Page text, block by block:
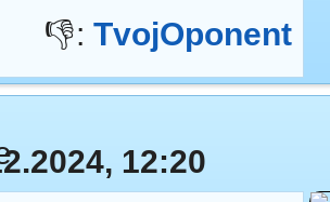
👎: TvojOponent
12:20